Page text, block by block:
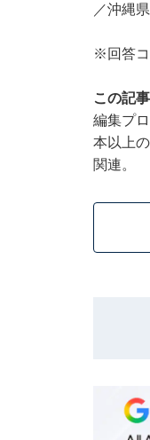
／沖縄
※回答コ
この記
編集プ
本以上
関連。